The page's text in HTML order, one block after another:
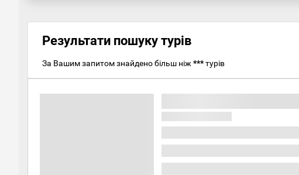
Результати пошуку турів
За Вашим запитом знайдено більш ніж ***турів